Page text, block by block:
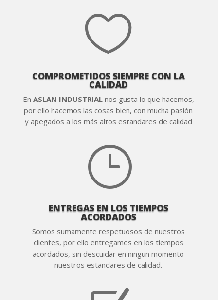

COMPROMETIDOS SIEMPRE CON LA
CALIDAD
En ASLAN INDUSTRIALnos gusta lo que hacemos,
por ello hacemos las cosas bien, con mucha pasión
y apegados a los más altos estandares de calidad
}
ENTREGAS EN LOS TIEMPOS
ACORDADOS
Somos sumamente respetuosos de nuestros
clientes, por ello entregamos en los tiempos
acordados, sin descuidar en ningun momento
nuestros estandares de calidad.